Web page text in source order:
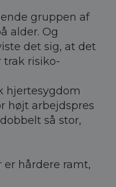
gruppen af
alder. Og
det sig, at det
trak risiko-
hjertesygdom
højt arbejdspres
så stor,
er hårdere ramt,